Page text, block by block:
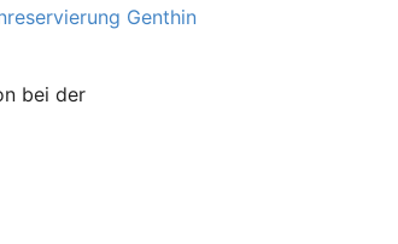
Genthin
bei der